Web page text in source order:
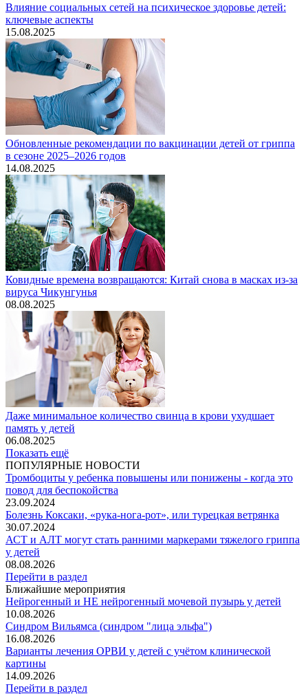
Влияние социальных сетей на психическое здоровье детей:
ключевые аспекты
15.08.2025
Обновленные рекомендации по вакцинации детей от гриппа
в сезоне 2025–2026 годов
14.08.2025
Ковидные времена возвращаются: Китай снова в масках из-за
вируса Чикунгунья
08.08.2025
Даже минимальное количество свинца в крови ухудшает
память у детей
06.08.2025
Показать ещё
ПОПУЛЯРНЫЕ НОВОСТИ
Тромбоциты у ребенка повышены или понижены - когда это
повод для беспокойства
23.09.2024
Болезнь Коксаки, «рука-нога-рот», или турецкая ветрянка
30.07.2024
АСТ и АЛТ могут стать ранними маркерами тяжелого гриппа
у детей
08.08.2026
Перейти в раздел
Ближайшие мероприятия
Нейрогенный и НЕ нейрогенный мочевой пузырь у детей
10.08.2026
Синдром Вильямса (синдром "лица эльфа")
16.08.2026
Варианты лечения ОРВИ у детей с учётом клинической
картины
14.09.2026
Перейти в раздел